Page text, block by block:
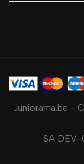
Juniorama.be -
SA